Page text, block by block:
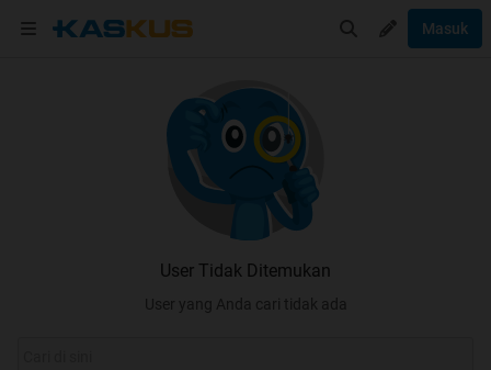
Masuk
User Tidak Ditemukan
User yang Anda cari tidak ada